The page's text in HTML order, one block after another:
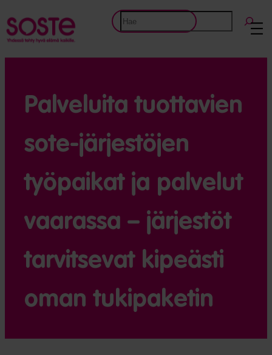
Etsi
Palveluita tuottavien
sote-järjestöjen
työpaikat ja palvelut
vaarassa – järjestöt
tarvitsevat kipeästi
oman tukipaketin